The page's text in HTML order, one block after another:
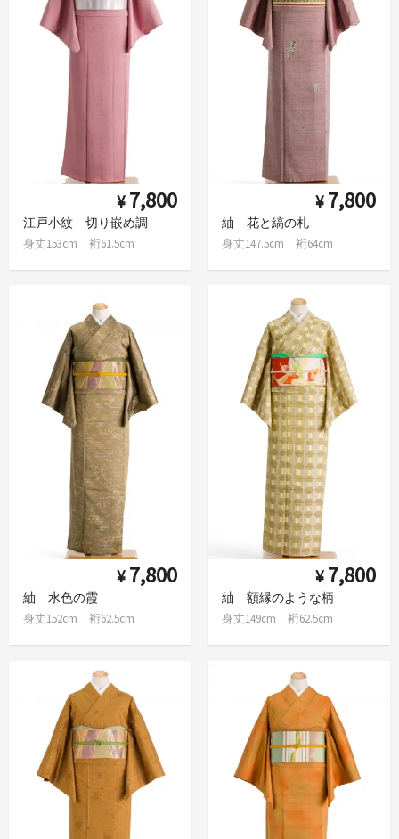
¥ 7,800
江戸小紋 切り嵌め調
身丈153cm 裄61.5cm
¥ 7,800
紬 花と縞の札
身丈147.5cm 裄64cm
¥ 7,800
紬 水色の霞
身丈152cm 裄62.5cm
¥ 7,800
紬 額縁のような柄
身丈149cm 裄62.5cm